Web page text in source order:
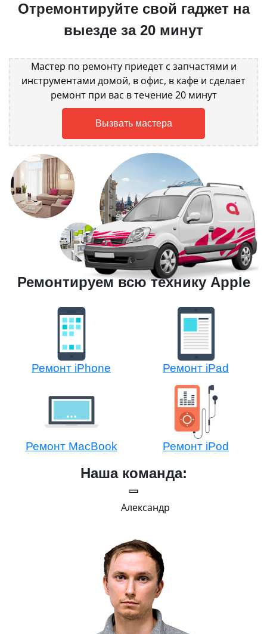
Отремонтируйте свой гаджет на
выезде за 20 минут
Мастер по ремонту приедет с запчастями и
инструментами домой, в офис, в кафе и сделает
ремонт при вас в течение 20 минут
Вызвать мастера
Ремонтируем всю технику Apple
Ремонт iPhone Ремонт iPad
Ремонт MacBook Ремонт iPod
Наша команда:
Александр